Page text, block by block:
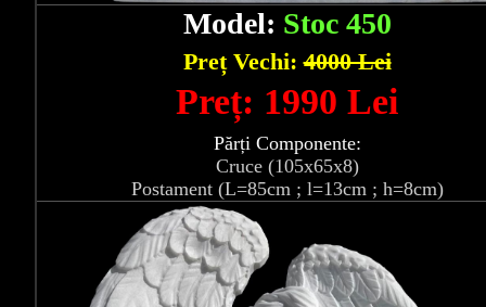
Model: Stoc 450
Preț Vechi:4000 Lei
Preț: 1990 Lei
Părți Componente:
Cruce (105x65x8)
Postament (L=85cm ; l=13cm ; h=8cm)